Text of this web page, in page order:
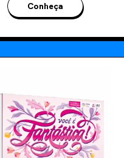
Conheça